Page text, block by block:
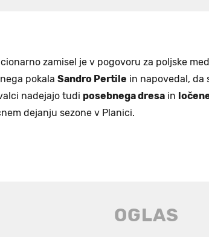
zamisel je v pogovoru za poljske
pokala Sandro Pertile in napovedal, da
nadejajo tudi posebnega dresa in
dejanju sezone v Planici.